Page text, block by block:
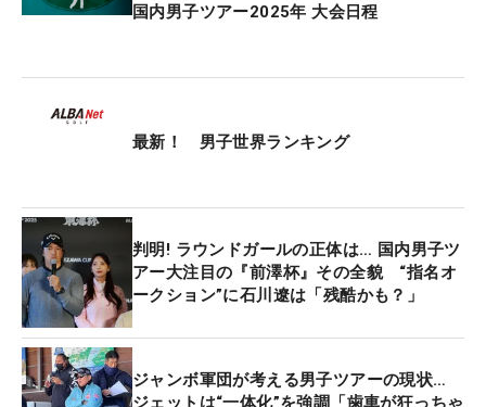
上拓海を合わせて、計21人の日本勢がしのぎを削
今大会は7月の海外メジャー「全英オープン」の予
選会を兼ねており、有資格者を除いて最上位の選手
に全英出場権が与えられる。
国内男子ツアー2025年 大会日程
最新！ 男子世界ランキング
判明! ラウンドガールの正体は… 国内男子ツ
アー大注目の『前澤杯』その全貌 “指名オ
ークション”に石川遼は「残酷かも？」
ジャンボ軍団が考える男子ツアーの現状…
ジェットは“一体化”を強調「歯車が狂っちゃ